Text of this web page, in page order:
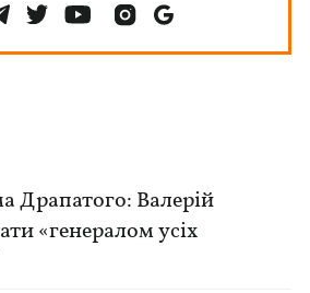
Драпатого: Валерій
«генералом усіх